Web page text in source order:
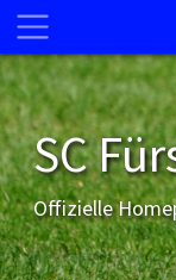
SC
Offizielle